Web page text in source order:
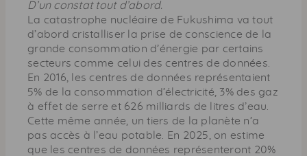
D’un constat tout d’abord.
La catastrophe nucléaire de Fukushima va tout
d’abord cristalliser la prise de conscience de la
grande consommation d’énergie par certains
secteurs comme celui des centres de données.
En 2016, les centres de données représentaient
5% de la consommation d’électricité, 3% des gaz
à effet de serre et 626 milliards de litres d’eau.
Cette même année, un tiers de la planète n’a
pas accès à l’eau potable. En 2025, on estime
que les centres de données représenteront 20%